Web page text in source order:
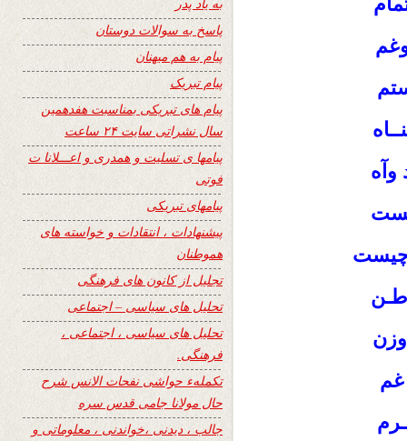
وآه
غم
پاسخ به سوالات دوستان
پیام به هم میهنان
پیام تبریک
پیام های تبریکی بمناسبت هفدهمین
سال نشراتی سایت ۲۴ ساعت
پیامها ی تسلیت و همدری و اعـــلانا ت
فوتی
پیامهای تبریکی
پیشنهادات ، انتقادات و خواسته های
هموطنان
تجلیل از کانون های فرهنگی
تحلیل های سیاسی – اجتماعی
تحلیل های سیاسی ، اجتماعی ،
فرهنگی.
تکملهء حواشی نفحات الانس شرح
حال مولانا جامی قدس سره
جالب ، دیدنی ،خواندنی ، معلوماتی و